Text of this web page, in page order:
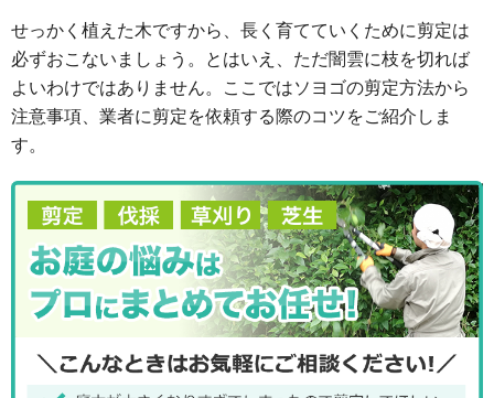
せっかく植えた木ですから、長く育てていくために剪定は
必ずおこないましょう。とはいえ、ただ闇雲に枝を切れば
よいわけではありません。ここではソヨゴの剪定方法から
注意事項、業者に剪定を依頼する際のコツをご紹介しま
す。